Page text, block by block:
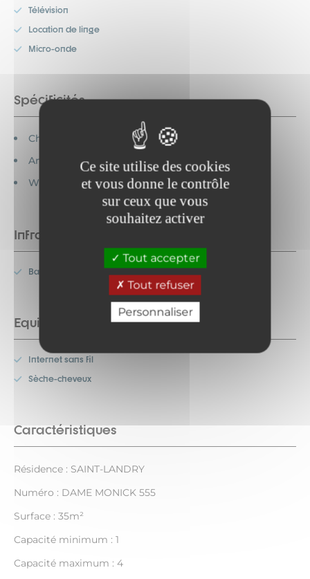
Ce site utilise des cookies
et vous donne le contrôle
sur ceux que vous
souhaitez activer
Tout accepter
Tout refuser
Personnaliser
Télévision
Location de linge
Micro-onde
Spécificités
Chèques vacances acceptés
Animaux acceptés
WC hors salle de bain
Infrastructures
Balcon
Equipements
Internet sans fil
Sèche-cheveux
Caractéristiques
Résidence : SAINT-LANDRY
Numéro : DAME MONICK 555
Surface : 35m²
Capacité minimum : 1
Capacité maximum : 4